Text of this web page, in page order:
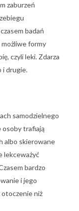
zaburzeń
badań
formy
czyli leki. Zdarza
i drugie.
samodzielnego
osoby trafiają
albo skierowane
lekceważyć
bardzo
i jego
otoczenie niż